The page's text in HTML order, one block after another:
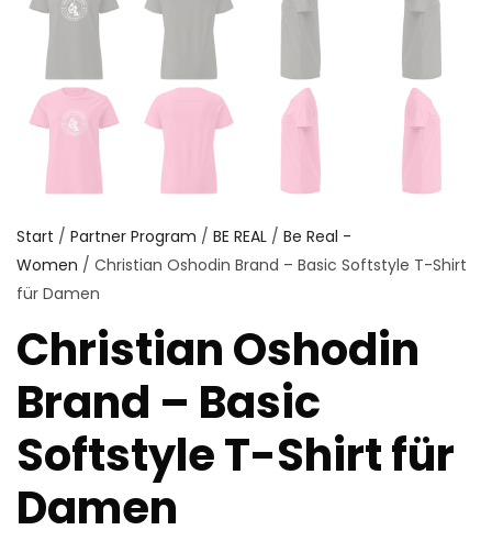
Start / Partner Program / BE REAL / Be Real -
Women / Christian Oshodin Brand – Basic Softstyle T-Shirt
für Damen
Christian Oshodin
Brand – Basic
Softstyle T-Shirt für
Damen